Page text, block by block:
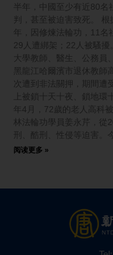
半年，中國至少有近80
判，甚至被迫害致死。
年，因修煉法輪功，11名
29人遭綁架；22人被騷擾
大學教師、醫生、公務員
黑龍江哈爾濱市退休教師
次遭到非法關押，期間遭
上被鎖十天十夜、鎖地
年4月，72歲的老人高科
林法輪功學員姜永芹，從
刑、酷刑、性侵等迫害。
阅读更多 »